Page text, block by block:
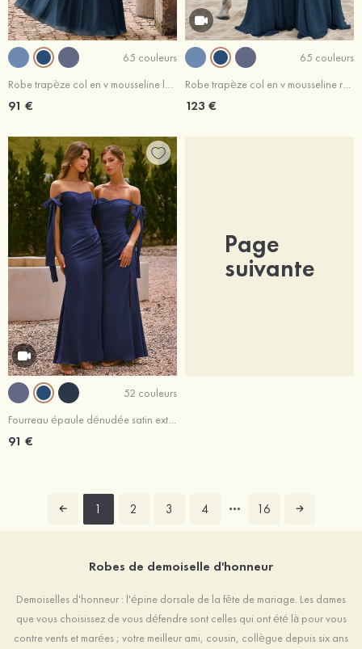
65 couleurs
Robe trapèze col en v mousseline longueur ras du sol robe de demoiselle d'honneur avec plissé ceintures
91 €
65 couleurs
Robe trapèze col en v mousseline ras du sol robe de demoiselle d'honneur
123 €
52 couleurs
Fourreau épaule dénudée satin extensible longueur ras du sol robe de demoiselle d'honneur avec noeud papillon fendue
91 €
Page
suivante
1 2 3 4 16
Robes de demoiselle d'honneur
Demoiselles d'honneur : l'épine dorsale de la fête de mariage. Les dames
que vous choisissez de vous défendre sont celles qui ont été là pour vous
contre vents et marées ; votre meilleur ami, cousin, collègue depuis six ans